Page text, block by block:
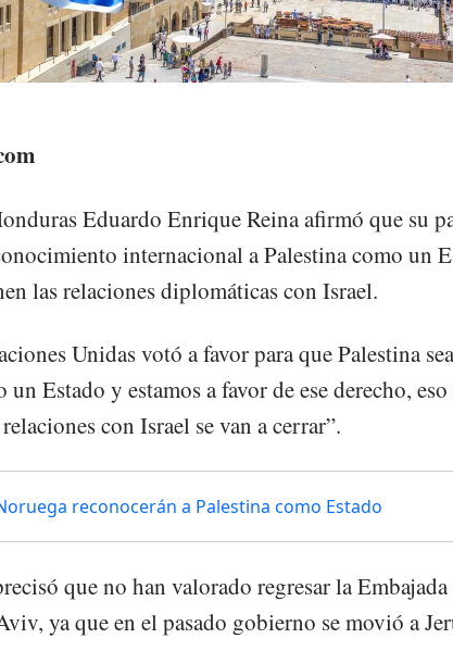
Eduardo Enrique Reina afirmó que su
internacional a Palestina como un
las relaciones diplomáticas con Israel.
Unidas votó a favor para que Palestina sea
Estado y estamos a favor de ese derecho,
con Israel se van a cerrar”.
reconocerán a Palestina como Estado
que no han valorado regresar la Embajada
ya que en el pasado gobierno se movió a